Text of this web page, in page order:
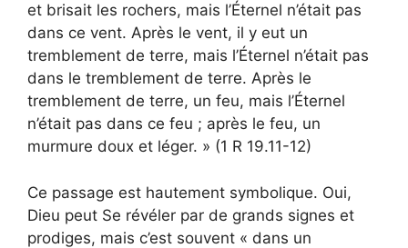
et brisait les rochers, mais l’Éternel n’était pas
dans ce vent. Après le vent, il y eut un
tremblement de terre, mais l’Éternel n’était pas
dans le tremblement de terre. Après le
tremblement de terre, un feu, mais l’Éternel
n’était pas dans ce feu ; après le feu, un
murmure doux et léger. » (1 R 19.11-12)
Ce passage est hautement symbolique. Oui,
Dieu peut Se révéler par de grands signes et
prodiges, mais c’est souvent « dans un